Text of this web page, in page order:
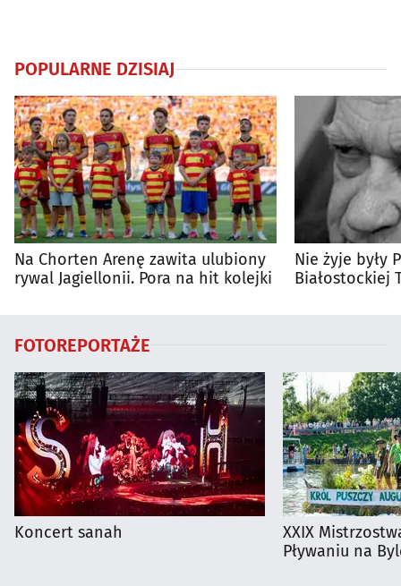
POPULARNE DZISIAJ
Na Chorten Arenę zawita ulubiony
rywal Jagiellonii. Pora na hit kolejki
Nie żyje były
Białostockiej
FOTOREPORTAŻE
Koncert sanah
XXIX
Pływaniu na